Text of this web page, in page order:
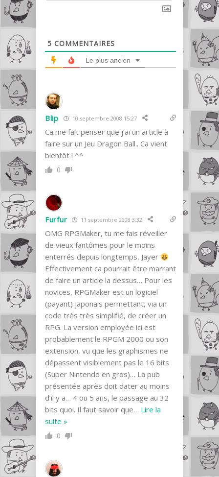
5 COMMENTAIRES
Le plus ancien
Blip 10 septembre 2008 15:27
Ca me fait penser que j’ai un article à
faire sur un Jeu Dragon Ball.. Ca vient
bientôt ! ^^
0
Furfur 11 septembre 2008 3:32
OMG RPGMaker, tu me fais réveiller
de vieux fantômes pour le moins
enterrés depuis longtemps, Jayer
Effectivement ca pourrait être marrant
de faire un article la dessus… Pour les
novices, RPGMaker est un logiciel
(payant) japonais permettant, via un
code très très simplifié, de créer un
RPG. La version employée ici est
probablement le RPGM 2000 ou son
extension, vu que les graphismes ne
dépassent visiblement pas le 16 bits
(Super Nintendo en gros)… La pub
présentée après doit dater au moins
d’il y a… 4 ou 5 ans, le passage au 32
bits quoi. Il faut savoir que… Lire la
suite »
0